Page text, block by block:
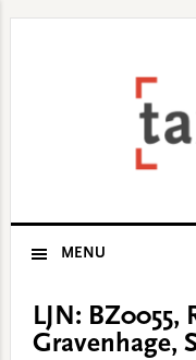
MENU
LJN: BZ0055,
Gravenhage,